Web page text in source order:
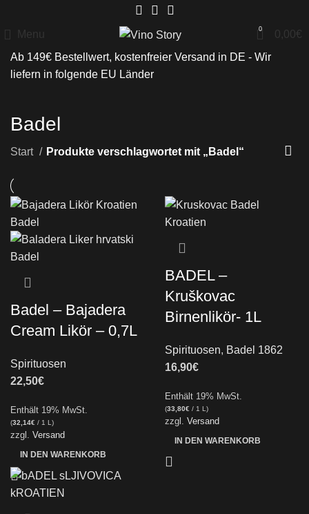
Menu 0 0,00€
Ab 149€ Bestellwert, kostenfreier Versand in DE - Wir
liefern in folgende EU Länder
Badel
Start Produkte verschlagwortet mit „Badel“
Badel – Bajadera
Cream Likör – 0,7L
Spirituosen
22,50€
Enthält 19% MwSt.
(32,14€ / 1 L)
zzgl. Versand
IN DEN WARENKORB
BADEL –
Kruškovac
Birnenlikör- 1L
Spirituosen, Badel 1862
16,90€
Enthält 19% MwSt.
(33,80€ / 1 L)
zzgl. Versand
IN DEN WARENKORB